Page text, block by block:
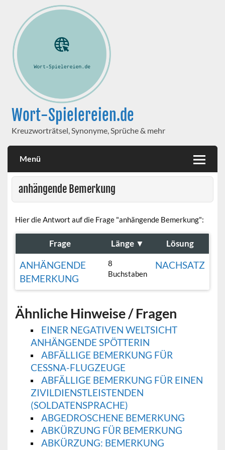
Wort-Spielereien.de
Kreuzworträtsel, Synonyme, Sprüche & mehr
Menü
anhängende Bemerkung
Hier die Antwort auf die Frage "anhängende Bemerkung":
Frage Länge ▼ Lösung
ANHÄNGENDE
BEMERKUNG
8
Buchstaben
NACHSATZ
Ähnliche Hinweise / Fragen
EINER NEGATIVEN WELTSICHT
ANHÄNGENDE SPÖTTERIN
ABFÄLLIGE BEMERKUNG FÜR
CESSNA-FLUGZEUGE
ABFÄLLIGE BEMERKUNG FÜR EINEN
ZIVILDIENSTLEISTENDEN
(SOLDATENSPRACHE)
ABGEDROSCHENE BEMERKUNG
ABKÜRZUNG FÜR BEMERKUNG
ABKÜRZUNG: BEMERKUNG